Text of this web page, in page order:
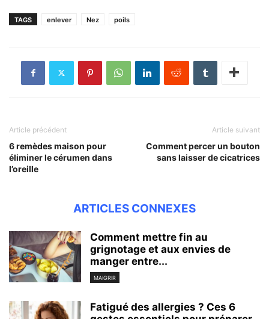
TAGS enlever Nez poils
Article précédent
6 remèdes maison pour
éliminer le cérumen dans
l’oreille
Article suivant
Comment percer un bouton
sans laisser de cicatrices
ARTICLES CONNEXES
Comment mettre fin au
grignotage et aux envies de
manger entre...
MAIGRIR
Fatigué des allergies ? Ces 6